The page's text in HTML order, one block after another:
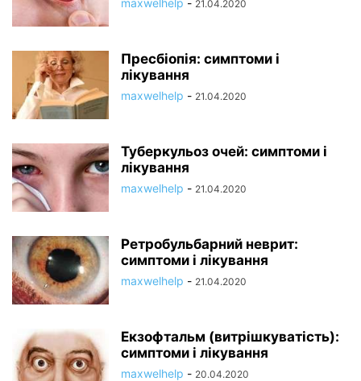
maxwelhelp - 21.04.2020
Пресбіопія: симптоми і
лікування
maxwelhelp - 21.04.2020
Туберкульоз очей: симптоми і
лікування
maxwelhelp - 21.04.2020
Ретробульбарний неврит:
симптоми і лікування
maxwelhelp - 21.04.2020
Екзофтальм (витрішкуватість):
симптоми і лікування
maxwelhelp - 20.04.2020